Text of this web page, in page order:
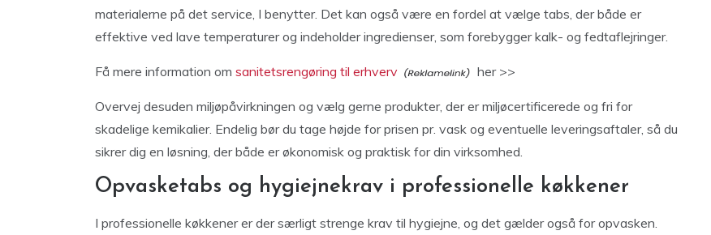
materialerne på det service, I benytter. Det kan også være en fordel at vælge tabs, der både er
effektive ved lave temperaturer og indeholder ingredienser, som forebygger kalk- og fedtaflejringer.
Få mere information om sanitetsrengøring til erhverv her >>
Overvej desuden miljøpåvirkningen og vælg gerne produkter, der er miljøcertificerede og fri for
skadelige kemikalier. Endelig bør du tage højde for prisen pr. vask og eventuelle leveringsaftaler, så du
sikrer dig en løsning, der både er økonomisk og praktisk for din virksomhed.
Opvasketabs og hygiejnekrav i professionelle køkkener
I professionelle køkkener er der særligt strenge krav til hygiejne, og det gælder også for opvasken.